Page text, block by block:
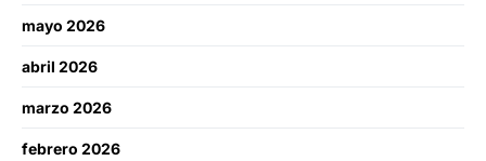
mayo 2026
abril 2026
marzo 2026
febrero 2026